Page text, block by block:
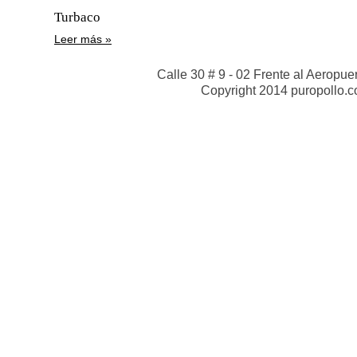
Turbaco
Leer más
Calle 30 # 9 - 02 Frente al
Copyright 2014